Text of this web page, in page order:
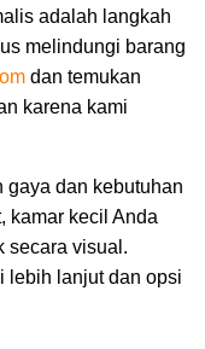
adalah langkah
melindungi barang
dan temukan
karena kami
gaya dan kebutuhan
kamar kecil Anda
secara visual.
lebih lanjut dan opsi